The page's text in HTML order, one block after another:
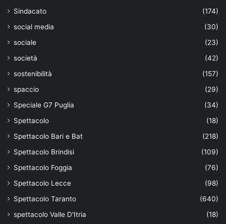
Sindacato
(174)
social media
(30)
sociale
(23)
società
(42)
sostenibilità
(157)
spaccio
(29)
Speciale G7 Puglia
(34)
Spettacolo
(18)
Spettacolo Bari e Bat
(218)
Spettacolo Brindisi
(109)
Spettacolo Foggia
(76)
Spettacolo Lecce
(98)
Spettacolo Taranto
(640)
spettacolo Valle D'Itria
(18)